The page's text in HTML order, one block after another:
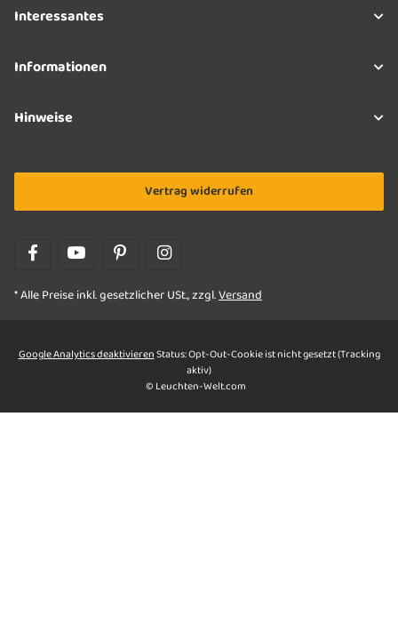
Interessantes
Informationen
Hinweise
Vertrag widerrufen
* Alle Preise inkl. gesetzlicher USt., zzgl.Versand
Google Analytics deaktivierenStatus: Opt-Out-Cookie ist nicht gesetzt (Tracking
aktiv)
© Leuchten-Welt.com